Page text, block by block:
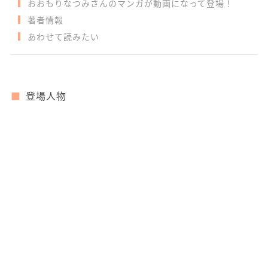
おおもりなつみさんのマンガが動画になって登場！
著者情報
あわせて読みたい
登場人物